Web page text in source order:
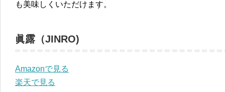
も美味しくいただけます。
眞露（JINRO)
Amazonで見る
楽天で見る